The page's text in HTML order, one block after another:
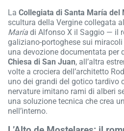
La Collegiata di Santa María del
scultura della Vergine collegata
María di Alfonso X il Saggio — il
galiziano-portoghese sui miracoli
una devozione documentata per
Chiesa di San Juan, all’altra
volte a crociera dell’architetto
uno dei grandi del gotico tardivo
nervature imitano rami di alberi
una soluzione tecnica che crea
nell’interno.